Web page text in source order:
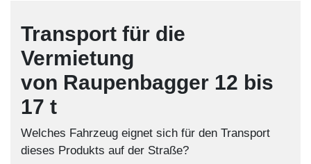
Transport für die
Vermietung
von Raupenbagger 12 bis
17 t
Welches Fahrzeug eignet sich für den Transport
dieses Produkts auf der Straße?